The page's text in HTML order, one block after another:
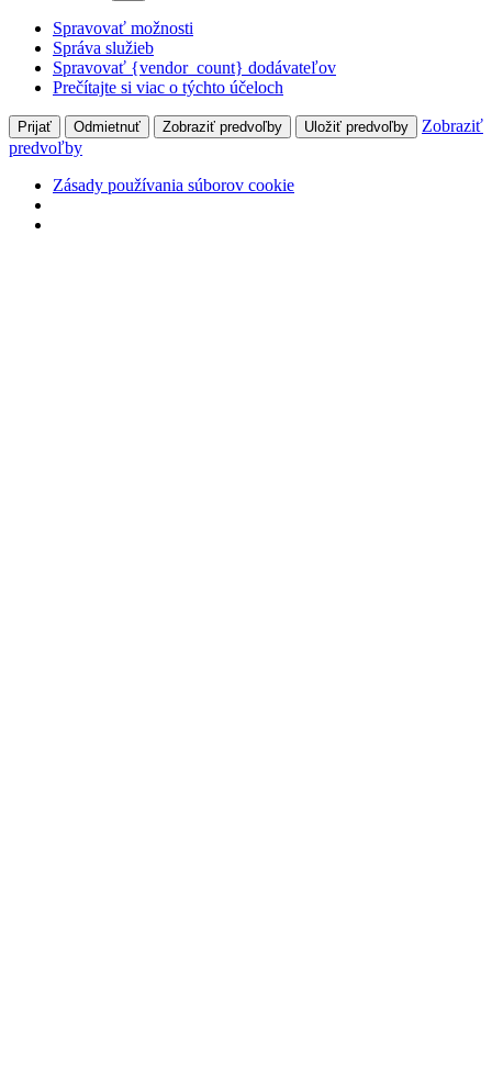
Spravovať možnosti
Správa služieb
Spravovať {vendor_count} dodávateľov
Prečítajte si viac o týchto účeloch
Prijať Odmietnuť Zobraziť predvoľby Uložiť predvoľby
Zobraziť
predvoľby
Zásady používania súborov cookie